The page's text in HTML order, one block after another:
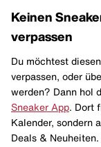
Keinen
verpassen
Du möchtest diesen
verpassen, oder
werden? Dann hol
Sneaker App . Dort
Kalender, sondern
Deals &